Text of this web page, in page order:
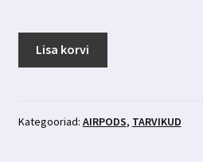
sinine
Lisa korvi
Kategooriad: AIRPODS, TARVIKUD